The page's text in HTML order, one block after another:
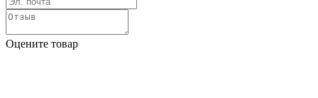
Оцените товар